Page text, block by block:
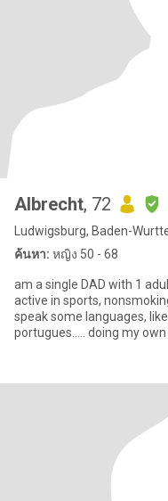
Albrecht, 72
Ludwigsburg, Baden-
ค้นหา: หญิง 50 - 68
am a single DAD with 1
active in sports, nonsmoking , no alcohol, playing guitar, singing ,
speak some languages,
portugues..... doing my own